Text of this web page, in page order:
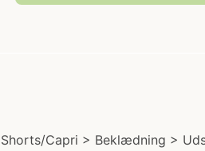
Capri > Beklædning >